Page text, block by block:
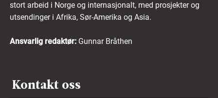
stort arbeid i Norge og internasjonalt, med prosjekter og
utsendinger i Afrika, Sør-Amerika og Asia.
Ansvarlig redaktør: Gunnar Bråthen
Kontakt oss